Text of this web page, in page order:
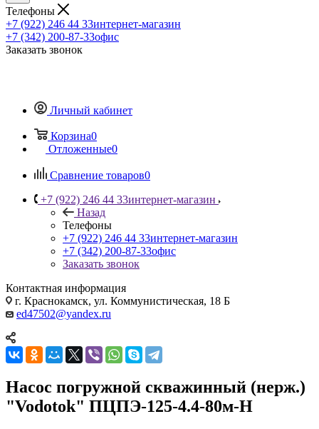
Телефоны
+7 (922) 246 44 33интернет-магазин
+7 (342) 200-87-33офис
Заказать звонок
Личный кабинет
Корзина0
Отложенные0
Сравнение товаров0
+7 (922) 246 44 33интернет-магазин
Назад
Телефоны
+7 (922) 246 44 33интернет-магазин
+7 (342) 200-87-33офис
Заказать звонок
Контактная информация
г. Краснокамск, ул. Коммунистическая, 18 Б
ed47502@yandex.ru
Насос погружной скважинный (нерж.)
"Vodotok" ПЦПЭ-125-4.4-80м-Н